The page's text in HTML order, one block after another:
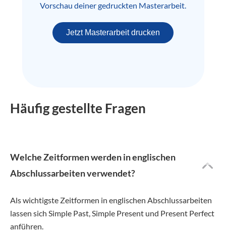
Vorschau deiner gedruckten Masterarbeit.
Jetzt Masterarbeit drucken
Häufig gestellte Fragen
Welche Zeitformen werden in englischen
Abschlussarbeiten verwendet?
Als wichtigste Zeitformen in englischen Abschlussarbeiten
lassen sich Simple Past, Simple Present und Present Perfect
anführen.